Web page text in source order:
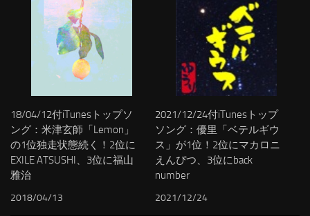
18/04/12付iTunesトップソ
ング：米津玄師「Lemon」
の1位独走状態続く！2位に
EXILE ATSUSHI、3位に福山
雅治
2018/04/13
2021/12/24付iTunesトップ
ソング：優里「ベテルギウ
ス」が1位！2位にマカロニ
えんぴつ、3位にback
number
2021/12/24